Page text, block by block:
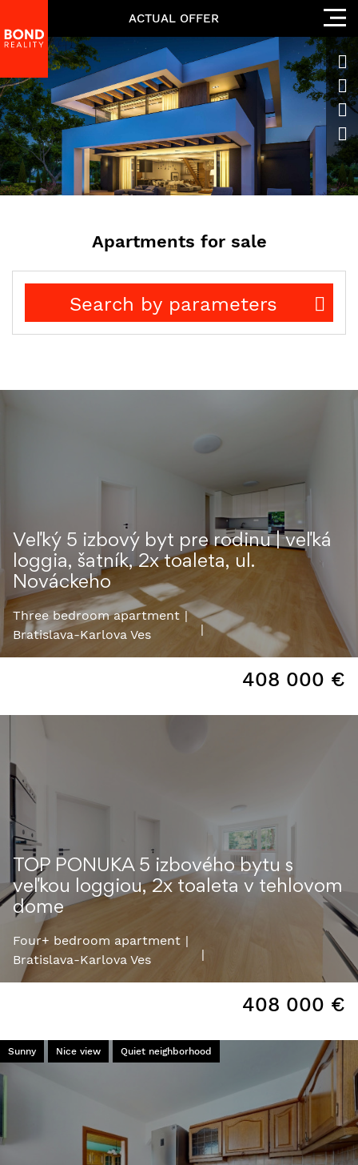
ACTUAL OFFER
Apartments for sale
Search by parameters
Veľký 5 izbový byt pre rodinu | veľká
loggia, šatník, 2x toaleta, ul.
Nováckeho
Three bedroom apartment
Bratislava-Karlova Ves
408 000 €
TOP PONUKA 5 izbového bytu s
veľkou loggiou, 2x toaleta v tehlovom
dome
Four+ bedroom apartment
Bratislava-Karlova Ves
408 000 €
Sunny Nice view Quiet neighborhood